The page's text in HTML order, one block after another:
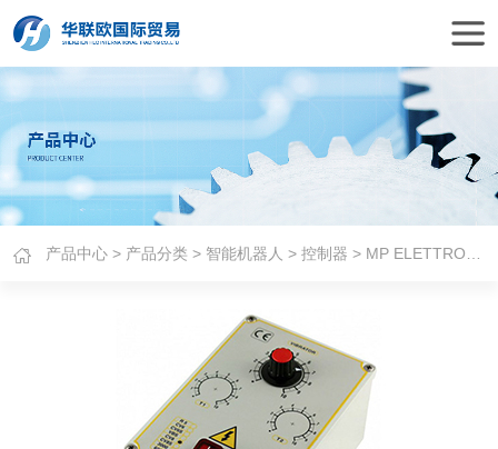
产品中心 > 产品分类 > 智能机器人 >控制器 > MP ELETTRONICA新型频率控制器